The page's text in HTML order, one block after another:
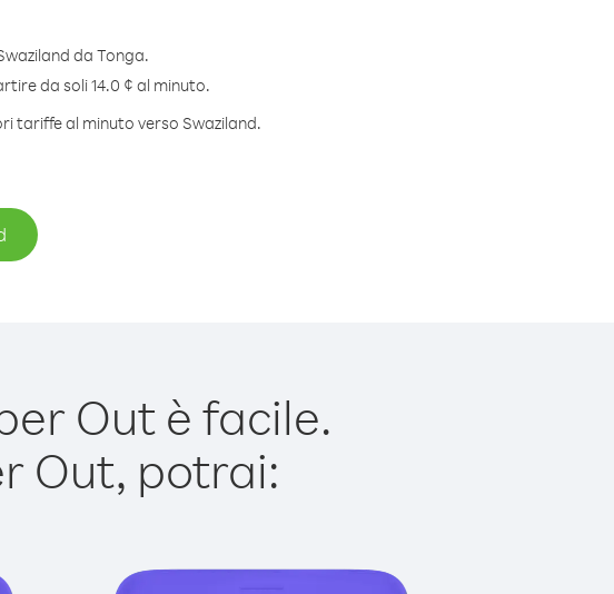
da Tonga.
da soli 14.0 ¢ al minuto.
tariffe al minuto verso Swaziland.
Out è facile.
Out, potrai: